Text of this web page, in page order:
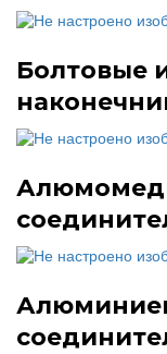
Болтовые